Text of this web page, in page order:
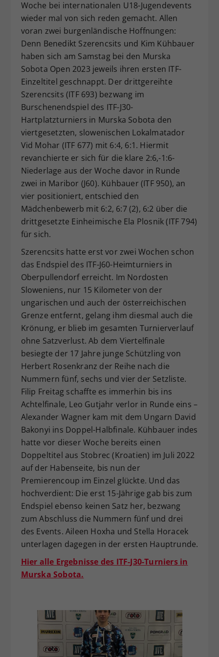
Woche bei internationalen U18-Jugendevents
wieder mal von sich reden gemacht. Allen
voran zwei burgenländische Hoffnungen:
Denn Benedikt Szerencsits und Kim Kühbauer
haben sich am Samstag bei den Murska
Sobota Open 2023 jeweils ihren ersten ITF-
Einzeltitel geschnappt. Der drittgereihte
Szerencsits (ITF 693) bezwang im
Burschenendspiel des ITF-J30-
Hartplatzturniers in Murska Sobota den
viertgesetzten, slowenischen Lokalmatador
Vid Mohar (ITF 677) mit 6:4, 6:1. Hiermit
revanchierte er sich für die klare 2:6,-1:6-
Niederlage aus der Woche davor in Runde
zwei in Maribor (J60). Kühbauer (ITF 950), an
vier positioniert, entschied den
Mädchenbewerb mit 6:2, 6:7 (2), 6:2 über die
drittgesetzte Einheimische Ela Plosnik (ITF 794)
für sich.
Szerencsits hatte erst vor zwei Wochen schon
das Endspiel des ITF-J60-Heimturniers in
Oberpullendorf erreicht. Im Nordosten
Sloweniens, nur 15 Kilometer von der
ungarischen und auch der österreichischen
Grenze entfernt, gelang ihm diesmal auch die
Krönung, er blieb im gesamten Turnierverlauf
ohne Satzverlust. Ab dem Viertelfinale
besiegte der 17 Jahre junge Schützling von
Herbert Rosenkranz der Reihe nach die
Nummern fünf, sechs und vier der Setzliste.
Filip Freitag schaffte es immerhin bis ins
Achtelfinale, Leo Gutjahr verlor in Runde eins –
Alexander Wagner kam mit dem Ungarn David
Bakonyi ins Doppel-Halbfinale. Kühbauer indes
hatte vor dieser Woche bereits einen
Doppeltitel aus Stobrec (Kroatien) im Juli 2022
auf der Habenseite, bis nun der
Premierencoup im Einzel glückte. Und das
hochverdient: Die erst 15-Jährige gab bis zum
Endspiel ebenso keinen Satz her, bezwang
zum Abschluss die Nummern fünf und drei
des Events. Aileen Hoxha und Stella Horacek
unterlagen dagegen in der ersten Hauptrunde.
Hier alle Ergebnisse des ITF-J30-Turniers in
Murska Sobota.
Zweck
Dieser Wert speichert Ihre Consent-
Einstellungen. Unter anderem eine
zufällig generierte ID, für die
historische Speicherung Ihrer
vorgenommen Einstellungen, falls der
Webseiten-Betreiber dies eingestellt
hat.